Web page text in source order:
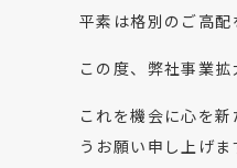
平素は格別のご高配
この度、弊社事業
これを機会に心を
うお願い申し上げま